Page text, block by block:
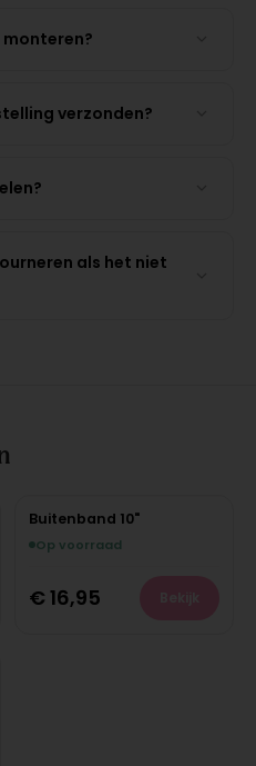
verzonden?
als het niet
Buitenband 10"
Op voorraad
€ 16,95